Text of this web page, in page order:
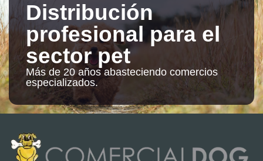
Distribución
profesional para el
sector pet
Más de 20 años abasteciendo comercios
especializados.